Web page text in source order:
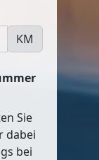
KM
Sie
dabei
bei